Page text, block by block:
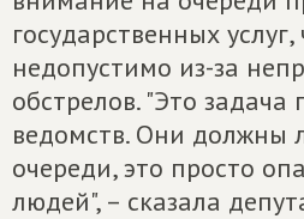
государственных
недопустимо из-за
обстрелов. "Это
ведомств. Они должны
очереди, это просто
людей", – сказала